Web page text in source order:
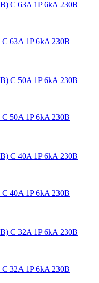
63A 1P 6kA 230В
50A 1P 6kA 230В
40A 1P 6kA 230В
32A 1P 6kA 230В